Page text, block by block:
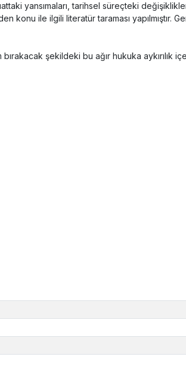
yansımaları, tarihsel süreçteki
konu ile ilgili literatür taraması
şekildeki bu ağır hukuka